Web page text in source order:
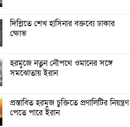
দিল্লিতে শেখ হাসিনার বক্তব্যে ঢাকার
ক্ষোভ
হরমুজে নতুন নৌপথে ওমানের সঙ্গে
সমঝোতায় ইরান
প্রস্তাবিত হরমুজ চুক্তিতে প্রণালিটির নিয়ন্ত্রণ
পেতে পারে ইরান